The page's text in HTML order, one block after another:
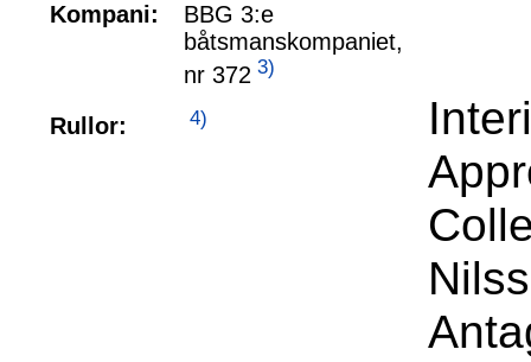
Kompani:
BBG 3:e
båtsmanskompaniet,
nr 372 3)
Rullor: 4)